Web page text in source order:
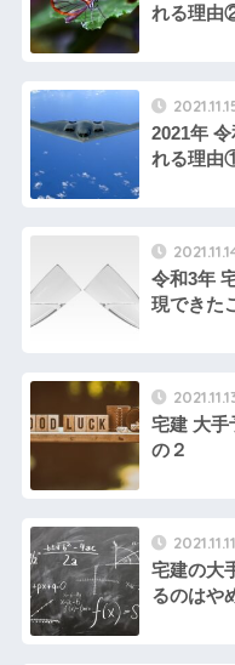
れる理由
2021年
れる理由
令和3年
現できた
宅建 大手
の２
2021.11.11
宅建の大
るのはや